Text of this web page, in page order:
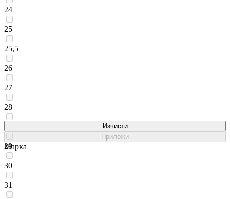
24
25
25,5
26
27
28
29
30
31
Изчисти
Приложи
Марка